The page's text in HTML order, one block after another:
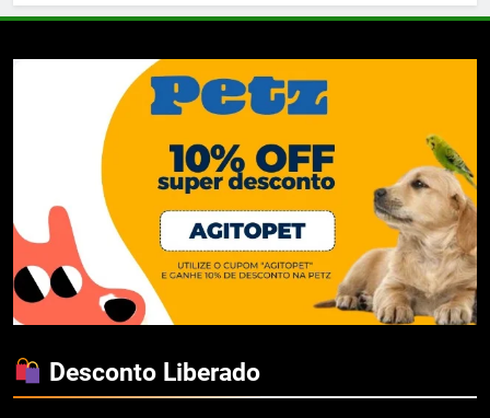
Desconto Liberado